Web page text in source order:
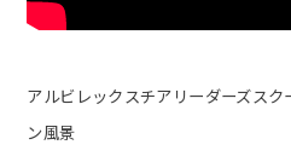
アルビレックスチアリーダーズスク
ン風景